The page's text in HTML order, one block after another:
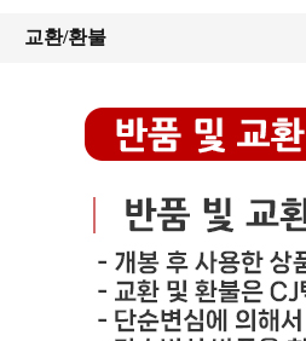
교환/환불